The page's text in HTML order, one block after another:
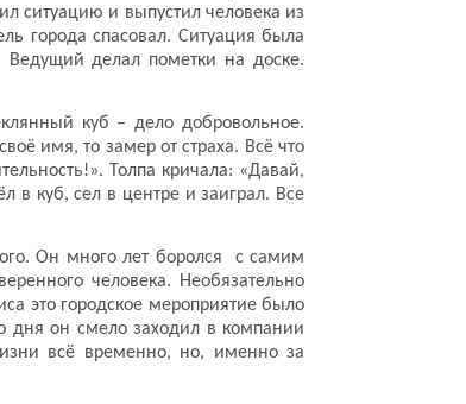
ситуацию и выпустил человека из
города спасовал. Ситуация была
делал пометки на доске.
куб – дело добровольное.
имя, то замер от страха. Всё что
Толпа кричала: «Давай,
в куб, сел в центре и заиграл. Все
Он много лет боролся с самим
человека. Необязательно
это городское мероприятие было
дня он смело заходил в компании
всё временно, но, именно за